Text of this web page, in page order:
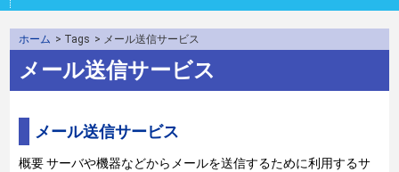
ホーム > Tags > メール送信サービス
メール送信サービス
メール送信サービス
概要 サーバや機器などからメールを送信するために利用するサ